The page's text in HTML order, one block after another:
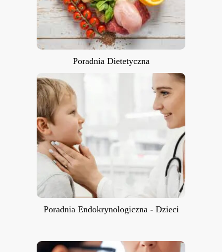
Poradnia Dietetyczna
Poradnia Endokrynologiczna -
Dzieci
Poradnia Endokrynologiczna - Dzieci